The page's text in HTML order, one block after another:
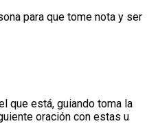
para que tome nota y ser
que está, guiando toma la
oración con estas u